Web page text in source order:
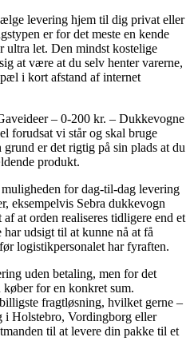
levering hjem til dig privat eller
er for det meste en kende
ultra let. Den mindst kostelige
at være at du selv henter varerne,
i kort afstand af internet
– 0-200 kr. – Dukkevogne
forudsat vi står og skal bruge
er det rigtig på sin plads at du
produkt.
for dag-til-dag levering
eksempelvis Sebra dukkevogn
at orden realiseres tidligere end et
har udsigt til at kunne nå at få
logistikpersonalet har fyraften.
uden betaling, men for det
køber for en konkret sum.
fragtløsning, hvilket gerne –
i Holstebro, Vordingborg eller
til at levere din pakke til et